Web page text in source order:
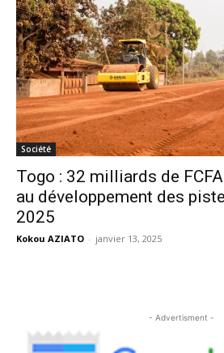
Société
Togo : 32 milliards de
au développement des
2025
Kokou AZIATO - janvier 13, 2025
- Advertisment -